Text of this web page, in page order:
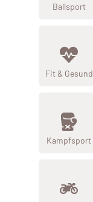
Ballsport
Fit & Gesund
Kampfsport